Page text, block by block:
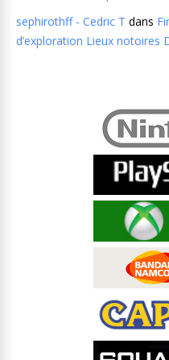
sephirothff - Cedric T dans
d’exploration Lieux notoires